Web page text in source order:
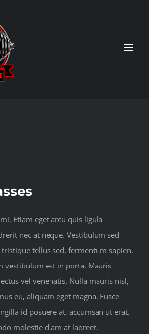
Etiam eget arcu quis ligula
nec at neque. Vestibulum sed
tellus sed, fermentum sapien.
vestibulum est in porta. Mauris
vel venenatis. Nulla mauris nisl,
eu, aliquam eget magna. Fusce
id posuere at, accumsan ut erat.
molestie diam at laoreet.